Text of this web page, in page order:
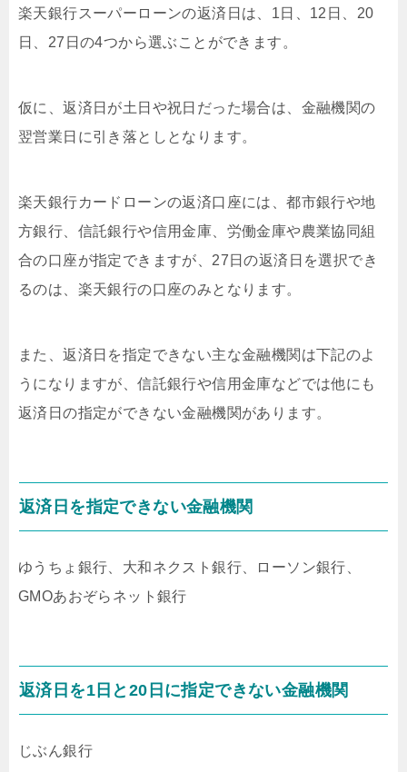
楽天銀行スーパーローンの返済日は、1日、12日、20
日、27日の4つから選ぶことができます。
仮に、返済日が土日や祝日だった場合は、金融機関の
翌営業日に引き落としとなります。
楽天銀行カードローンの返済口座には、都市銀行や地
方銀行、信託銀行や信用金庫、労働金庫や農業協同組
合の口座が指定できますが、27日の返済日を選択でき
るのは、楽天銀行の口座のみとなります。
また、返済日を指定できない主な金融機関は下記のよ
うになりますが、信託銀行や信用金庫などでは他にも
返済日の指定ができない金融機関があります。
返済日を指定できない金融機関
ゆうちょ銀行、大和ネクスト銀行、ローソン銀行、
GMOあおぞらネット銀行
返済日を1日と20日に指定できない金融機関
じぶん銀行